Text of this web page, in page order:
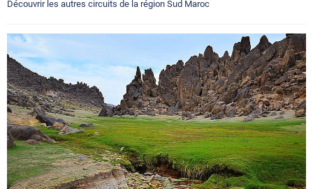
Découvrir les autres circuits de la région Sud Maroc